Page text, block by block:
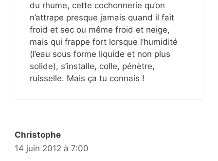
du rhume, cette cochonnerie qu’on
n’attrape presque jamais quand il fait
froid et sec ou même froid et neige,
mais qui frappe fort lorsque l’humidité
(l’eau sous forme liquide et non plus
solide), s’installe, colle, pénètre,
ruisselle. Mais ça tu connais !
Christophe
14 juin 2012 à 7:00